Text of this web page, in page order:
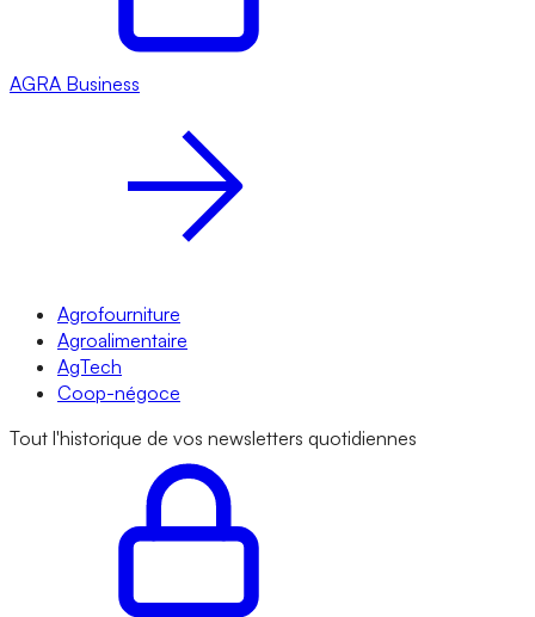
AGRA Business
Agrofourniture
Agroalimentaire
AgTech
Coop-négoce
Tout l'historique de vos newsletters quotidiennes